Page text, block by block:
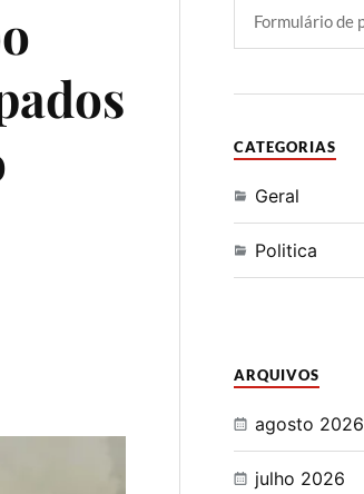
CATEGORIAS
Geral
Politica
ARQUIVOS
agosto 2026
julho 2026